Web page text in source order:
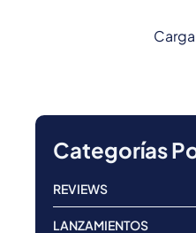
Categorías
REVIEWS
LANZAMIENTOS